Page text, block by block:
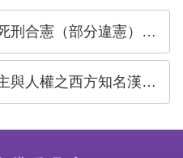
判決 呼籲政府落實公約義務並保障被害者家屬正義
瑞（Perry Link）教授訪臺：臺灣的民主社會是對中國威權體制重要抵抗